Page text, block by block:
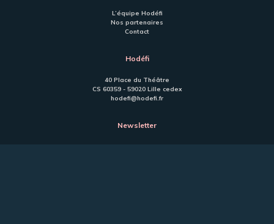
L’équipe Hodéfi
Nos partenaires
Contact
Hodéfi
40 Place du Théâtre
CS 60359 - 59020 Lille cedex
hodefi@hodefi.fr
Newsletter